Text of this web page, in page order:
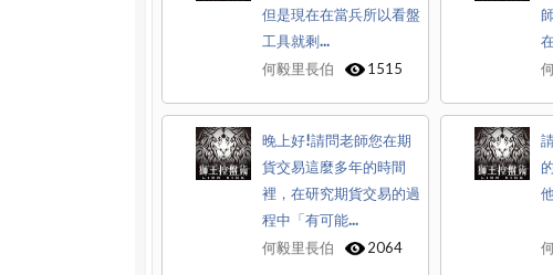
但是現在在當兵所以看盤
工具就剩...
何毅里長伯
1515
晚上好!請問老師您在期
貨交易這麼多年的時間
裡，在研究期貨交易的過
程中「有可能...
何毅里長伯
2064